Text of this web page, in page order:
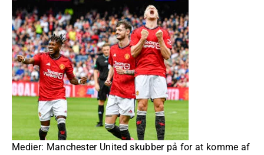
Medier: Manchester United skubber på for at komme af